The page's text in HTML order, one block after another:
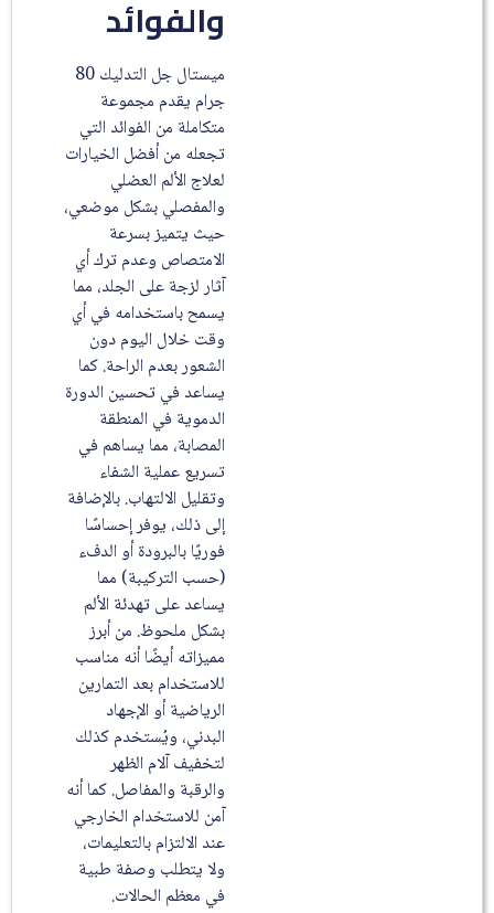
والفوائد
ميستال جل التدليك 80
جرام يقدم مجموعة
متكاملة من الفوائد التي
تجعله من أفضل الخيارات
لعلاج الألم العضلي
والمفصلي بشكل موضعي،
حيث يتميز بسرعة
الامتصاص وعدم ترك أي
آثار لزجة على الجلد، مما
يسمح باستخدامه في أي
وقت خلال اليوم دون
الشعور بعدم الراحة. كما
يساعد في تحسين الدورة
الدموية في المنطقة
المصابة، مما يساهم في
تسريع عملية الشفاء
وتقليل الالتهاب. بالإضافة
إلى ذلك، يوفر إحساسًا
فوريًا بالبرودة أو الدفء
(حسب التركيبة) مما
يساعد على تهدئة الألم
بشكل ملحوظ. من أبرز
مميزاته أيضًا أنه مناسب
للاستخدام بعد التمارين
الرياضية أو الإجهاد
البدني، ويُستخدم كذلك
لتخفيف آلام الظهر
والرقبة والمفاصل. كما أنه
آمن للاستخدام الخارجي
عند الالتزام بالتعليمات،
ولا يتطلب وصفة طبية
في معظم الحالات.